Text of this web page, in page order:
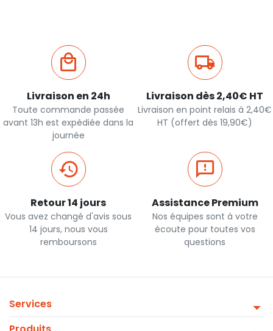
Livraison en 24h
Toute commande passée
avant 13h est expédiée dans la
journée
Livraison dès 2,40€ HT
Livraison en point relais à 2,40€
HT (offert dès 19,90€)
Retour 14 jours
Vous avez changé d'avis sous
14 jours, nous vous
remboursons
Assistance Premium
Nos équipes sont à votre
écoute pour toutes vos
questions
Services